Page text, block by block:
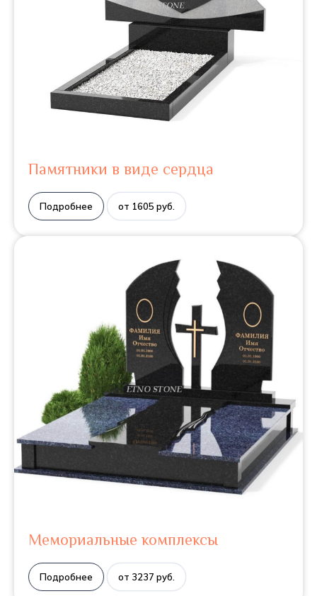
Памятники в виде сердца
Подробнее от 1605 руб.
Мемориальные комплексы
Подробнее от 3237 руб.